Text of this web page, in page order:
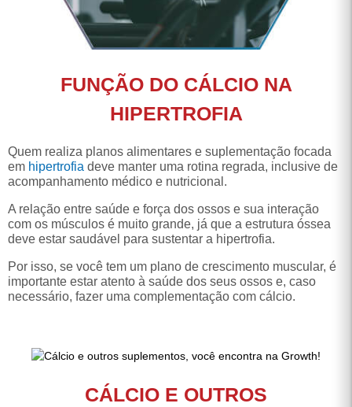
FUNÇÃO DO CÁLCIO NA
HIPERTROFIA
Quem realiza planos alimentares e suplementação focada
hipertrofiadeve manter uma rotina regrada, inclusive de
acompanhamento médico e nutricional.
com os músculos é muito grande, já que a estrutura óssea
deve estar saudável para sustentar a hipertrofia.
Por isso, se você tem um plano de crescimento muscular, é
importante estar atento à saúde dos seus ossos e, caso
necessário, fazer uma complementação com cálcio.
SUPLEMENTOS, VOCÊ ENCONTRA